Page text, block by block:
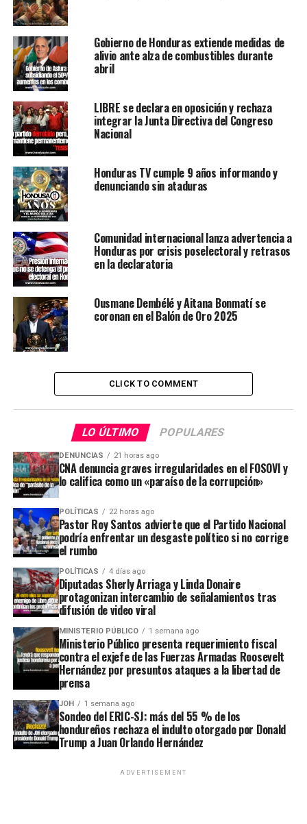
Gobierno de Honduras extiende medidas de
alivio ante alza de combustibles durante
abril
LIBRE se declara en oposición y rechaza
integrar la Junta Directiva del Congreso
Nacional
Honduras TV cumple 9 años informando y
denunciando sin ataduras
Comunidad internacional lanza advertencia a
Honduras por crisis poselectoral y retrasos
en la declaratoria
Ousmane Dembélé y Aitana Bonmatí se
coronan en el Balón de Oro 2025
CLICK TO COMMENT
LO ÚLTIMO POPULARES
DENUNCIAS 21 horas ago
CNA denuncia graves irregularidades en el FOSOVI y
lo califica como un «paraíso de la corrupción»
POLÍTICAS 22 horas ago
Pastor Roy Santos advierte que el Partido Nacional
podría enfrentar un desgaste político si no corrige
el rumbo
POLÍTICAS 4 días ago
Diputadas Sherly Arriaga y Linda Donaire
protagonizan intercambio de señalamientos tras
difusión de video viral
MINISTERIO PÚBLICO 1 semana ago
Ministerio Público presenta requerimiento fiscal
contra el exjefe de las Fuerzas Armadas Roosevelt
Hernández por presuntos ataques a la libertad de
prensa
JOH 1 semana ago
Sondeo del ERIC-SJ: más del 55 % de los
hondureños rechaza el indulto otorgado por Donald
Trump a Juan Orlando Hernández
ADVERTISEMENT